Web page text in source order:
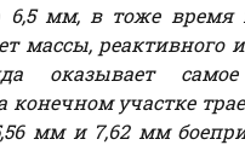
мм, в тоже время
массы, реактивного
оказывает
конечном участке
мм и 7,62 мм